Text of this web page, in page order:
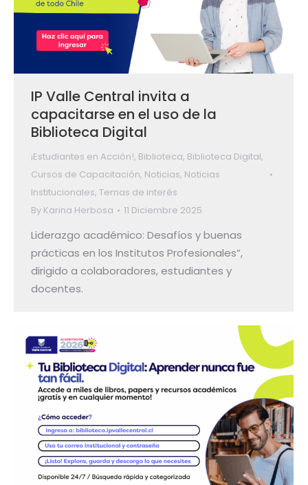
IP Valle Central invita a
capacitarse en el uso de la
Biblioteca Digital
¡Estudiantes en Acción!, Biblioteca, Biblioteca Digital,
Cursos de Capacitación, Noticias, Noticias
Institucionales, Temas de interés
By Karina Herbosa 11 Diciembre 2025
Liderazgo académico: Desafíos y buenas
prácticas en los Institutos Profesionales”,
dirigido a colaboradores, estudiantes y
docentes.